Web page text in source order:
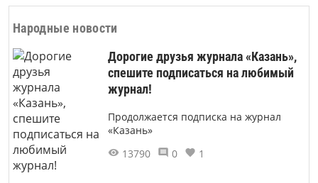
Народные новости
Дорогие друзья журнала «Казань»,
спешите подписаться на любимый
журнал!
Продолжается подписка на журнал
«Казань»
13790
0 1